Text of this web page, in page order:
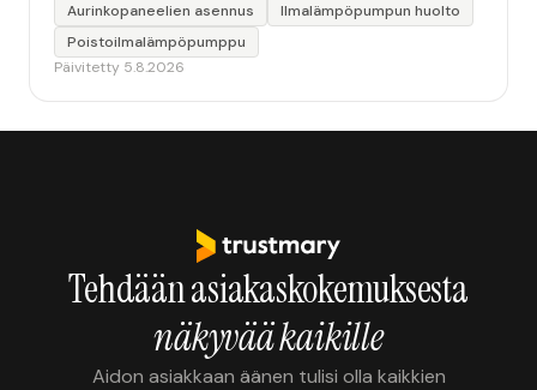
Aurinkopaneelien asennus
Ilmalämpöpumpun huolto
Poistoilmalämpöpumppu
Päivitetty 5.8.2026
Tehdään asiakaskokemuksesta
näkyvää kaikille
Aidon asiakkaan äänen tulisi olla kaikkien